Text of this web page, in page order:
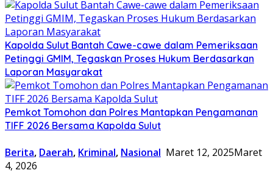
Kapolda Sulut Bantah Cawe-cawe dalam Pemeriksaan
Petinggi GMIM, Tegaskan Proses Hukum Berdasarkan
Laporan Masyarakat
​Pemkot Tomohon dan Polres Mantapkan Pengamanan
TIFF 2026 Bersama Kapolda Sulut
Berita, Daerah, Kriminal, Nasional Maret 12, 2025Maret
4, 2026